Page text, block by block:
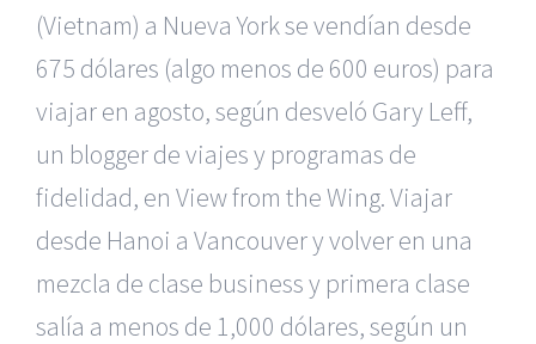
(Vietnam) a Nueva York se vendían desde
675 dólares (algo menos de 600 euros) para
viajar en agosto, según desveló Gary Leff,
un blogger de viajes y programas de
fidelidad, en View from the Wing. Viajar
desde Hanoi a Vancouver y volver en una
mezcla de clase business y primera clase
salía a menos de 1,000 dólares, según un